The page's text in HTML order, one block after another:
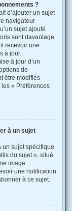
?
d’ajouter un sujet
navigateur
sujet ajouté
sont davantage
recevoir une
à jour.
à jour d’un
de
être modifiés
« Préférences
à un sujet
un sujet spécifique
du sujet », situé
image.
une notification
à ce sujet.